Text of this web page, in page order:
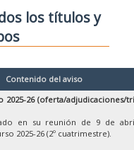
los títulos y
Contenido del aviso
2025-26 (oferta/adjudicaciones/
en su reunión de 9 de
2025-26 (2º cuatrimestre).